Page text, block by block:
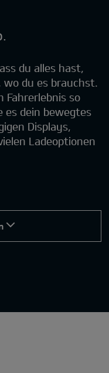
du alles hast,
du es brauchst.
Fahrerlebnis so
dein bewegtes
Displays,
Ladeoptionen